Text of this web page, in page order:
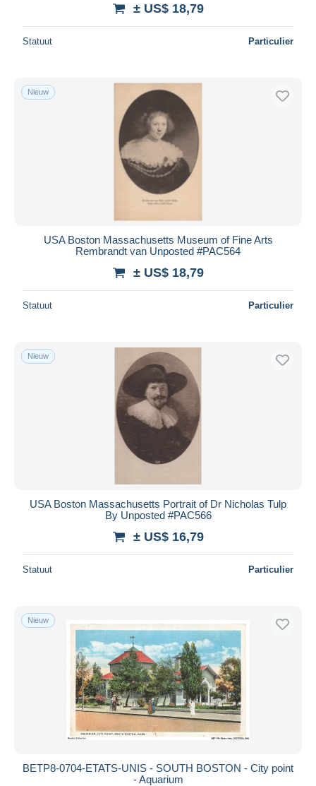
± US$ 18,79
Statuut Particulier
Nieuw
USA Boston Massachusetts Museum of Fine Arts
Rembrandt van Unposted #PAC564
± US$ 18,79
Statuut Particulier
Nieuw
USA Boston Massachusetts Portrait of Dr Nicholas Tulp
By Unposted #PAC566
± US$ 16,79
Statuut Particulier
Nieuw
BETP8-0704-ETATS-UNIS - SOUTH BOSTON - City point
- Aquarium